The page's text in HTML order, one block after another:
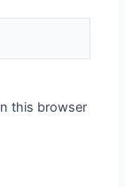
this browser